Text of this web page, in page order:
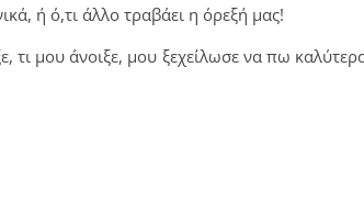
ή ό,τι άλλο τραβάει η όρεξή μας!
τι μου άνοιξε, μου ξεχείλωσε να πω